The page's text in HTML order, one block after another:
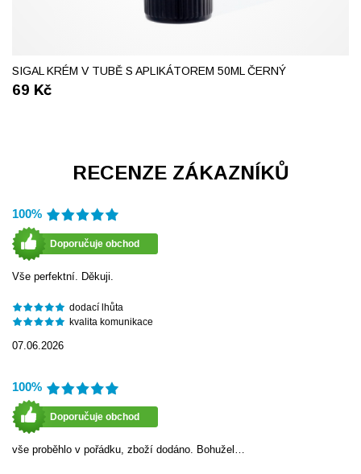
SIGAL KRÉM V TUBĚ S APLIKÁTOREM 50ML ČERNÝ
69 Kč
RECENZE ZÁKAZNÍKŮ
100%
Doporučuje obchod
Vše perfektní. Děkuji.
dodací lhůta
kvalita komunikace
07.06.2026
100%
Doporučuje obchod
vše proběhlo v pořádku, zboží dodáno. Bohužel…